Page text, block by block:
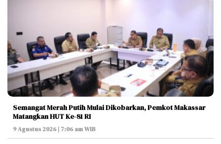
Semangat Merah Putih Mulai Dikobarkan, Pemkot Makassar
Matangkan HUT Ke-81 RI
9 Agustus 2026 | 7:06 am WIB